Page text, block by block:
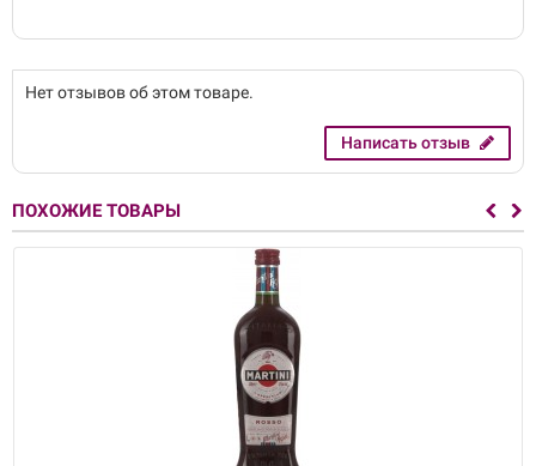
Нет отзывов об этом товаре.
Написать отзыв
ПОХОЖИЕ ТОВАРЫ